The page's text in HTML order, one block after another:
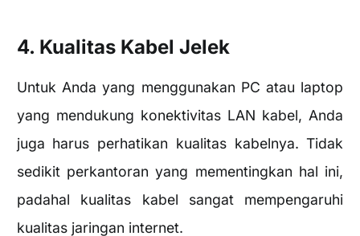
4. Kualitas Kabel Jelek
Untuk Anda yang menggunakan PC atau laptop
yang mendukung konektivitas LAN kabel, Anda
juga harus perhatikan kualitas kabelnya. Tidak
sedikit perkantoran yang mementingkan hal ini,
padahal kualitas kabel sangat mempengaruhi
kualitas jaringan internet.